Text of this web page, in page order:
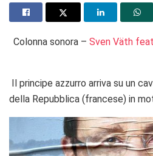
Colonna sonora – Sven Väth
Il principe azzurro arriva su un
della Repubblica (francese) in